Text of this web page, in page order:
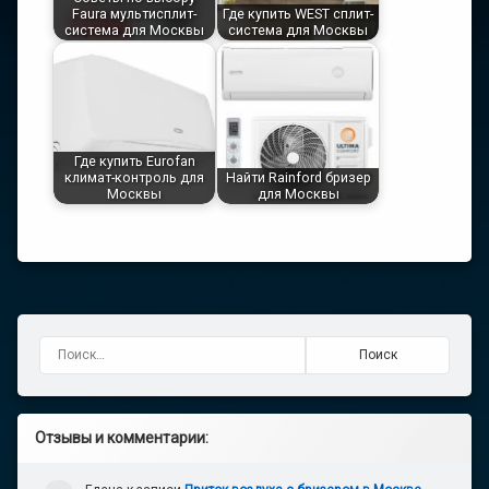
Faura мультисплит-
система для Москвы
Где купить WEST сплит-
система для Москвы
Где купить Eurofan
климат-контроль для
Москвы
Найти Rainford бризер
для Москвы
Отзывы и комментарии: